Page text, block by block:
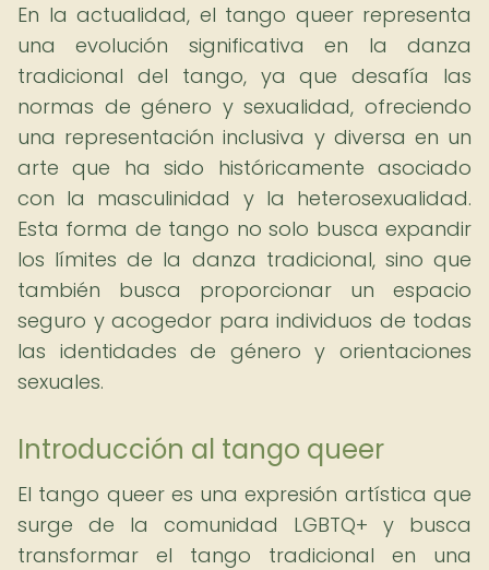
En la actualidad, el tango queer representa
una evolución significativa en la danza
tradicional del tango, ya que desafía las
normas de género y sexualidad, ofreciendo
una representación inclusiva y diversa en un
arte que ha sido históricamente asociado
con la masculinidad y la heterosexualidad.
Esta forma de tango no solo busca expandir
los límites de la danza tradicional, sino que
también busca proporcionar un espacio
seguro y acogedor para individuos de todas
las identidades de género y orientaciones
sexuales.
Introducción al tango queer
El tango queer es una expresión artística que
surge de la comunidad LGBTQ+ y busca
transformar el tango tradicional en una